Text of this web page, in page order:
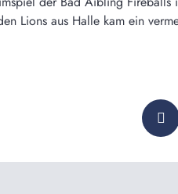
Lions aus Halle kam ein